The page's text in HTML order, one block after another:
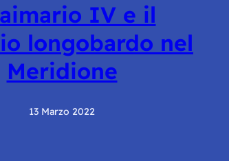
IV e il
longobardo nel
Meridione
13 Marzo 2022